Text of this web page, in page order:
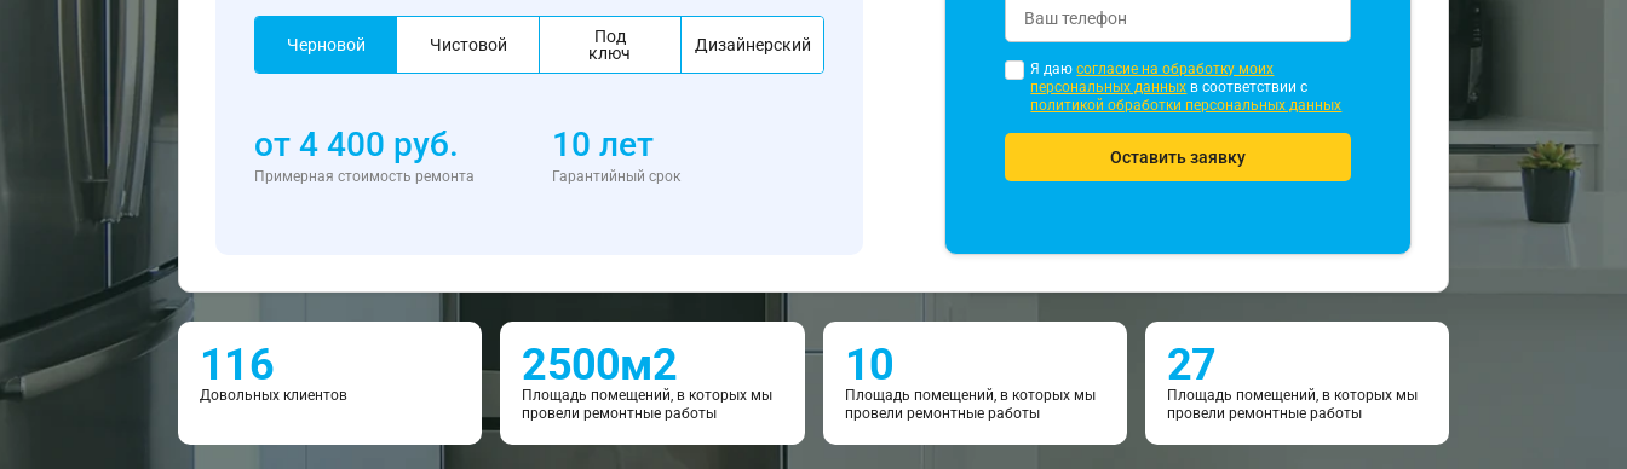
Черновой Чистовой
Под
ключ
Дизайнерский
от 4 400 руб.
Примерная стоимость ремонта
10 лет
Гарантийный срок
Я даюсогласие на обработку моих
персональных данных в соответствии с
политикой обработки персональных данных
Оставить заявку
116
Довольных клиентов
2500м2
Площадь помещений, в которых мы
провели ремонтные работы
10
Площадь помещений, в которых мы
провели ремонтные работы
27
Площадь помещений, в которых мы
провели ремонтные работы